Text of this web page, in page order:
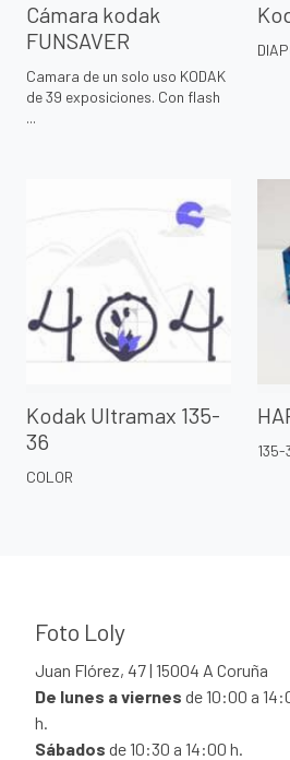
Cámara kodak
FUNSAVER
Camara de un solo uso KODAK
de 39 exposiciones. Con flash
...
Kodak Ultramax 135-
36
COLOR
135-
Foto Loly
Juan Flórez, 47 | 15004 A Coruña
De lunes a viernes de 10:00 a
h.
Sábados de 10:30 a 14:00 h.